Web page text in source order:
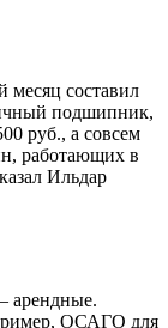
месяц составил
подшипник,
руб., а совсем
работающих в
Ильдар
арендные.
ОСАГО для